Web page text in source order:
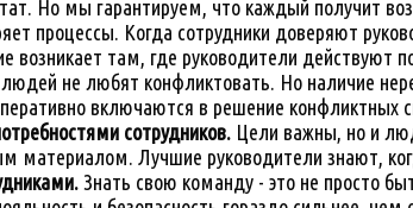
Но мы гарантируем, что каждый получит
процессы. Когда сотрудники доверяют
возникает там, где руководители
не любят конфликтовать. Но наличие
включаются в решение
сотрудников. Цели важны, но и
материалом. Лучшие руководители знают,
Знать свою команду - это не просто